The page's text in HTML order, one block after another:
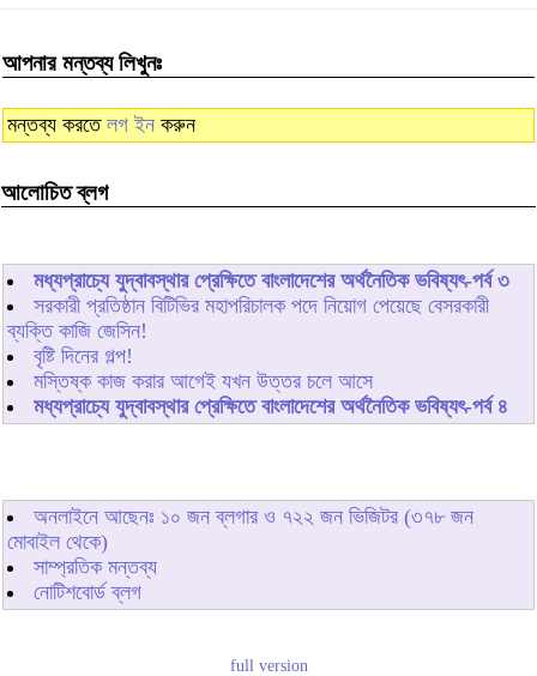
আপনার মন্তব্য লিখুনঃ
মন্তব্য করতে লগ ইন করুন
আলোচিত ব্লগ
মধ্যপ্রাচ্যে যুদ্বাবস্থার প্রেক্ষিতে বাংলাদেশের অর্থনৈতিক ভবিষ্যৎ-পর্ব ৩
সরকারী প্রতিষ্ঠান বিটিভির মহাপরিচালক পদে নিয়োগ পেয়েছে বেসরকারী
ব্যক্তি কাজি জেসিন!
বৃষ্টি দিনের গল্প!
মস্তিষ্ক কাজ করার আগেই যখন উত্তর চলে আসে
মধ্যপ্রাচ্যে যুদ্বাবস্থার প্রেক্ষিতে বাংলাদেশের অর্থনৈতিক ভবিষ্যৎ-পর্ব ৪
অনলাইনে আছেনঃ ১০ জন ব্লগার ও ৭২২ জন ভিজিটর (৩৭৮ জন
মোবাইল থেকে)
সাম্প্রতিক মন্তব্য
নোটিশবোর্ড ব্লগ
full version